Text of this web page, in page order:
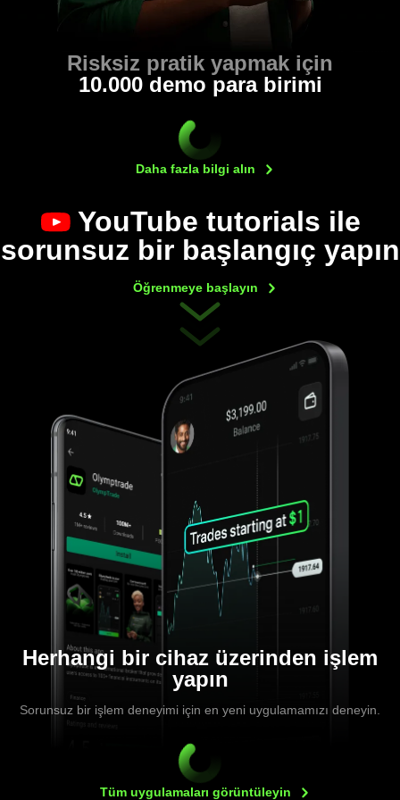
Risksiz pratik yapmak için
10.000 demo para birimi
Daha fazla bilgi alın
YouTube tutorials ile
sorunsuz bir başlangıç yapın
Öğrenmeye başlayın
Herhangi bir cihaz üzerinden işlem
yapın
Sorunsuz bir işlem deneyimi için en yeni uygulamamızı deneyin.
Tüm uygulamaları görüntüleyin